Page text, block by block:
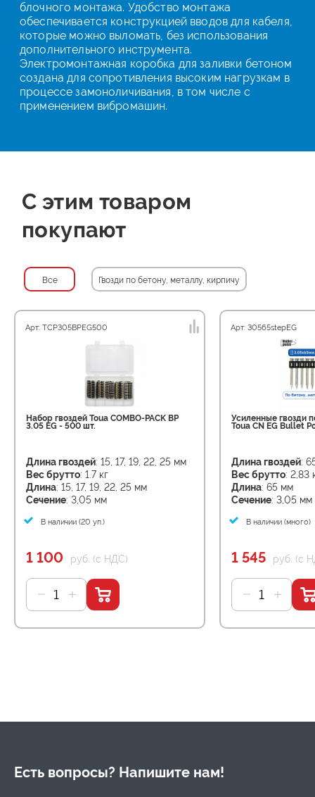
блочного монтажа. Удобство монтажа
обеспечивается конструкцией вводов для кабеля,
которые можно выломать, без использования
дополнительного инструмента.
Электромонтажная коробка для заливки бетоном
создана для сопротивления высоким нагрузкам в
процессе замоноличивания, в том числе с
применением вибромашин.
С этим товаром
покупают
Все Гвозди по бетону, металлу, кирпичу
Арт: TCP305BPEG500
Набор гвоздей Toua COMBO-PACK BP
3.05 EG - 500 шт.
Длина гвоздей: 15, 17, 19, 22, 25 мм
Вес брутто: 1.7 кг
Длина: 15, 17, 19, 22, 25 мм
Сечение: 3,05 мм
В наличии (20 уп.)
1 100 руб. (с НДС)
Арт: 30565stepEG
Усиленные гвозди
Toua CN EG Bullet
Длина гвоздей:
Вес брутто: 2,83
Длина: 65 мм
Сечение: 3,05 мм
В наличии (много)
1 545 руб. (с
Есть вопросы? Напишите нам!